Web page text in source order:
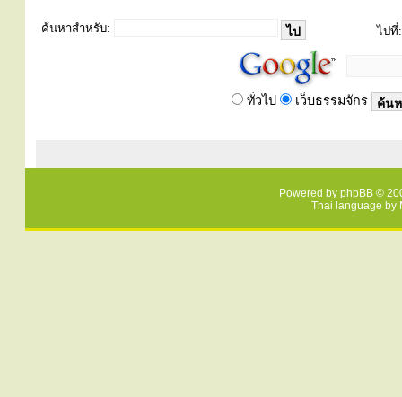
ค้นหาสำหรับ: ไปที่:
ทั่วไป เว็บธรรมจักร
Powered by phpBB ©
Thai language by